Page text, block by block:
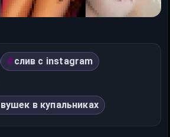
слив с instagram
в купальниках